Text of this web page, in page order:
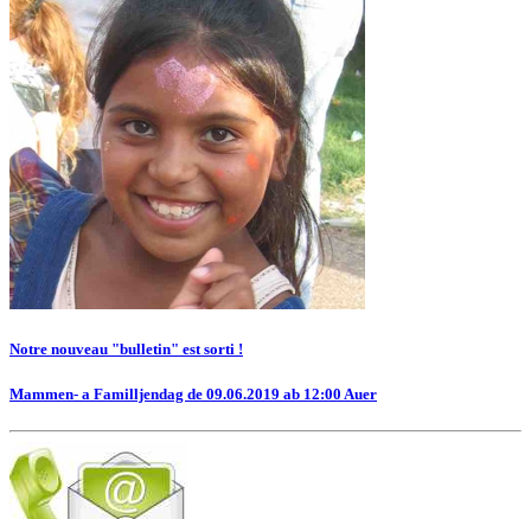
Notre nouveau "bulletin" est sorti !
Mammen- a Familljendag de 09.06.2019 ab 12:00 Auer